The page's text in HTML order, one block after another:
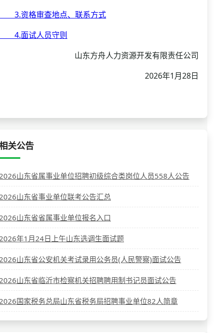
资格审查地点、联系方式
面试人员守则
山东方舟人力资源开发有限责任公司
2026年1月28日
关公告
山东省属事业单位招聘初级综合类岗位人员558人公告
山东省事业单位联考公告汇总
山东省省属事业单位报名入口
年1月24日上午山东选调生面试题
山东省公安机关考试录用公务员(人民警察)面试公告
山东省临沂市检察机关招聘聘用制书记员面试公告
国家税务总局山东省税务局招聘事业单位82人简章